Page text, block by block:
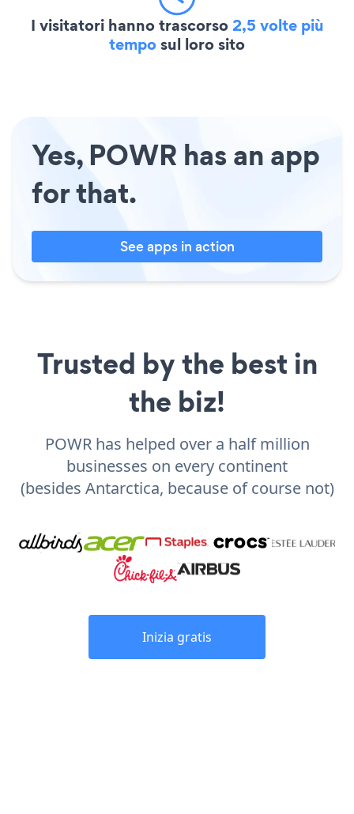
I visitatori hanno trascorso2,5 volte più
temposul loro sito
Yes, POWR has an app
for that.
See apps in action
Trusted by the best in
the biz!
POWR has helped over a half million
businesses on every continent
(besides Antarctica, because of course not)
Inizia gratis